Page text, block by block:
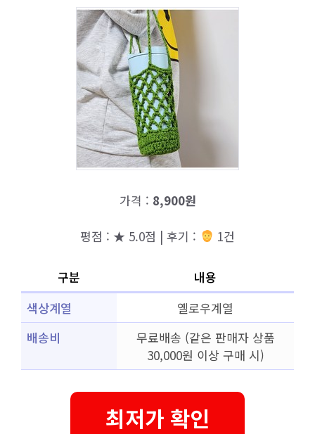
가격 : 8,900원
평점 : ★ 5.0점 | 후기 : 1건
구분
내용
색상계열
옐로우계열
배송비
무료배송 (같은 판매자 상품
30,000원 이상 구매 시)
최저가 확인